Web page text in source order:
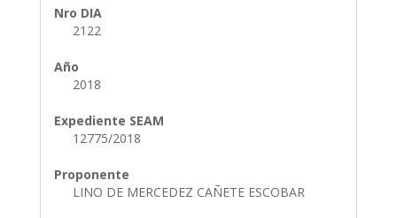
Nro DIA
2122
Año
2018
Expediente SEAM
12775/2018
Proponente
LINO DE MERCEDEZ CAÑETE ESCOBAR